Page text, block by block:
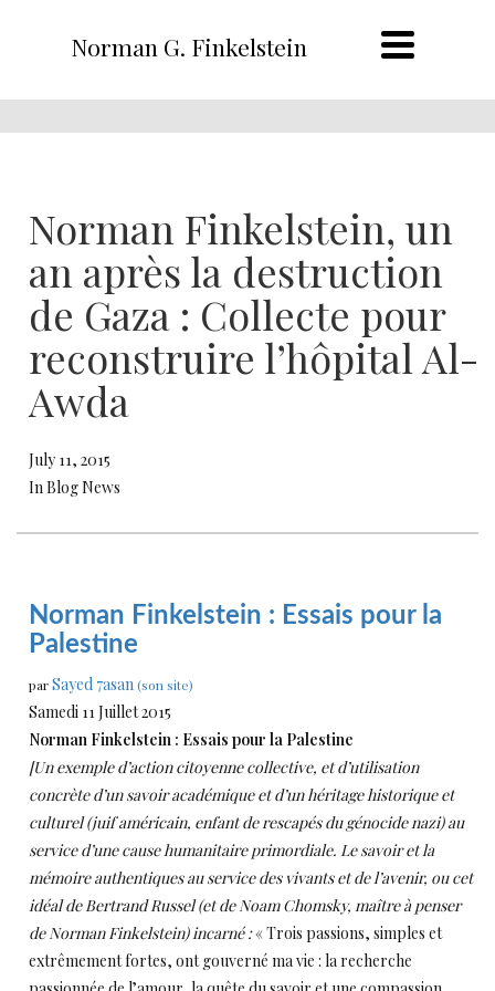
Norman G. Finkelstein
Norman Finkelstein, un
an après la destruction
de Gaza : Collecte pour
reconstruire l’hôpital Al-
Awda
July 11, 2015
In Blog News
Norman Finkelstein : Essais pour la
Palestine
parSayed 7asan(son site)
Samedi 11 Juillet 2015
Norman Finkelstein : Essais pour la Palestine
[Un exemple d’action citoyenne collective, et d’utilisation
concrète d’un savoir académique et d’un héritage historique et
culturel (juif américain, enfant de rescapés du génocide nazi) au
service d’une cause humanitaire primordiale. Le savoir et la
mémoire authentiques au service des vivants et de l’avenir, ou cet
idéal de Bertrand Russel (et de Noam Chomsky, maître à penser
de Norman Finkelstein) incarné :« Trois passions, simples et
extrêmement fortes, ont gouverné ma vie : la recherche